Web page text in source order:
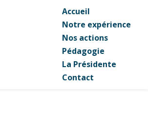
Accueil
Notre expérience
Nos actions
Pédagogie
La Présidente
Contact